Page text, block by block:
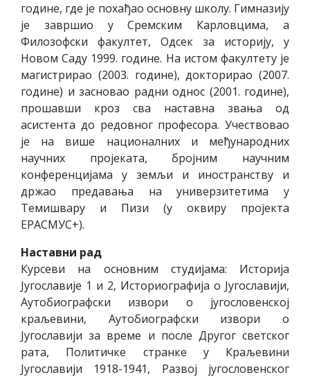
године, где је похађао основну школу. Гимназију
је завршио у Сремским Карловцима, а
Филозофски факултет, Одсек за историју, у
Новом Саду 1999. године. На истом факултету је
магистрирао (2003. године), докторирао (2007.
године) и засновао радни однос (2001. године),
прошавши кроз сва наставна звања од
асистента до редовног професора. Учествовао
је на више националних и међународних
научних пројеката, бројним научним
конференцијама у земљи и иностранству и
држао предавања на универзитетима у
Темишвару и Пизи (у оквиру пројекта
ЕРАСМУС+).
Наставни рад
Курсеви на основним студијама: Историја
Југославије 1 и 2, Историографија о Југославији,
Аутобиографски извори о југословенској
краљевини, Аутобиографски извори о
Југославији за време и после Другог светског
рата, Политичке странке у Краљевини
Југославији 1918-1941, Развој југословенског